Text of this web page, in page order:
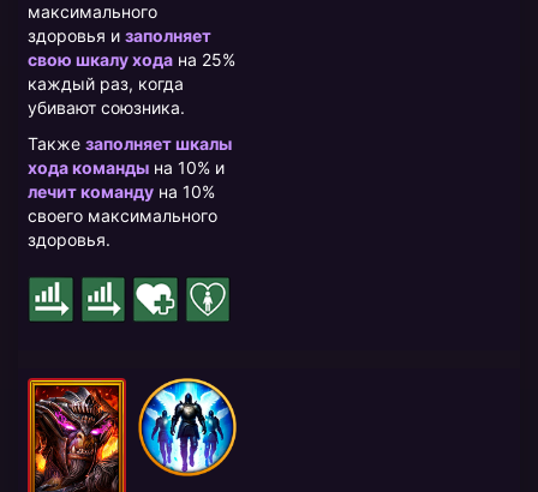
максимального
здоровья и заполняет
свою шкалу хода на 25%
каждый раз, когда
убивают союзника.
Также заполняет шкалы
хода команды на 10% и
лечит команду на 10%
своего максимального
здоровья.